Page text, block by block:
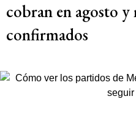
cobran en agosto y
confirmados